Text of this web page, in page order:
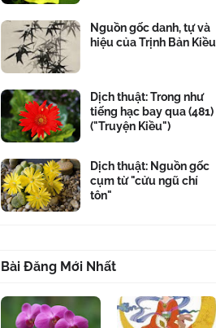
Nguồn gốc danh, tự và
hiệu của Trịnh Bản Kiều
Dịch thuật: Trong như
tiếng hạc bay qua (481)
("Truyện Kiều")
Dịch thuật: Nguồn gốc
cụm từ "cửu ngũ chí
tôn"
Bài Đăng Mới Nhất